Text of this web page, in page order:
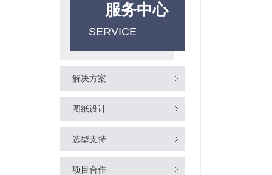
服务中心
SERVICE
解决方案
图纸设计
选型支持
项目合作